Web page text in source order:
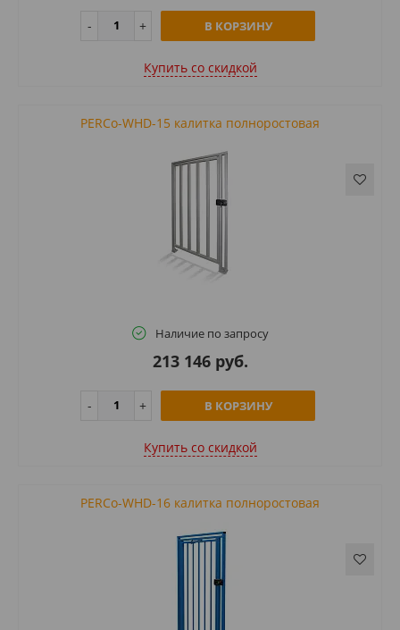
В КОРЗИНУ
Купить cо скидкой
PERCo-WHD-15 калитка полноростовая
Наличие по запросу
213 146 руб.
В КОРЗИНУ
Купить cо скидкой
PERCo-WHD-16 калитка полноростовая